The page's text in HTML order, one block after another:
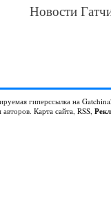
Новости
гиперссылка на
Карта сайта, RSS,